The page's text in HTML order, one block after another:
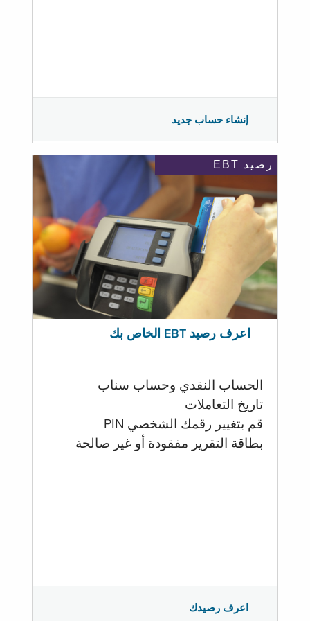
إنشاء حساب جديد
رصيد EBT
اعرف رصيد EBT الخاص بك
الحساب النقدي وحساب سناب
تاريخ التعاملات
قم بتغيير رقمك الشخصي PIN
بطاقة التقرير مفقودة أو غير صالحة
اعرف رصيدك